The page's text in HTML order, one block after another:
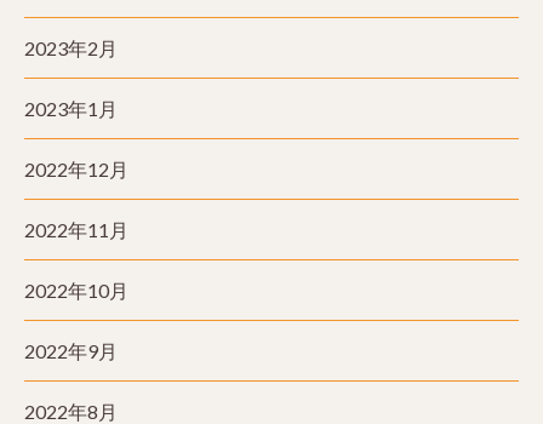
2023年2月
2023年1月
2022年12月
2022年11月
2022年10月
2022年9月
2022年8月